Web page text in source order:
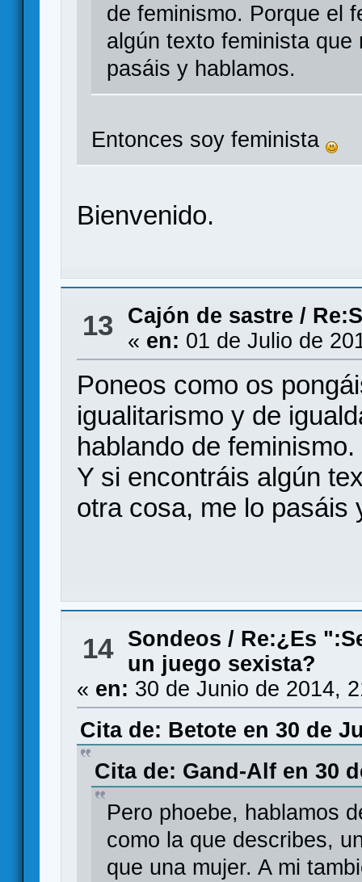
de feminismo. Porque el
algún texto feminista
pasáis y hablamos.
Entonces soy feminista
Bienvenido.
13 Cajón de sastre /
« en: 01 de Julio de
Poneos como os
igualitarismo y de
hablando de
Y si encontráis algún
otra cosa, me lo pasáis
14 Sondeos / Re:¿Es
un juego sexista?
« en: 30 de Junio de 2014,
Cita de: Betote en 30 de
Cita de: Gand-Alf en 30
Pero phoebe, hablamos
como la que describes,
que una mujer. A mi